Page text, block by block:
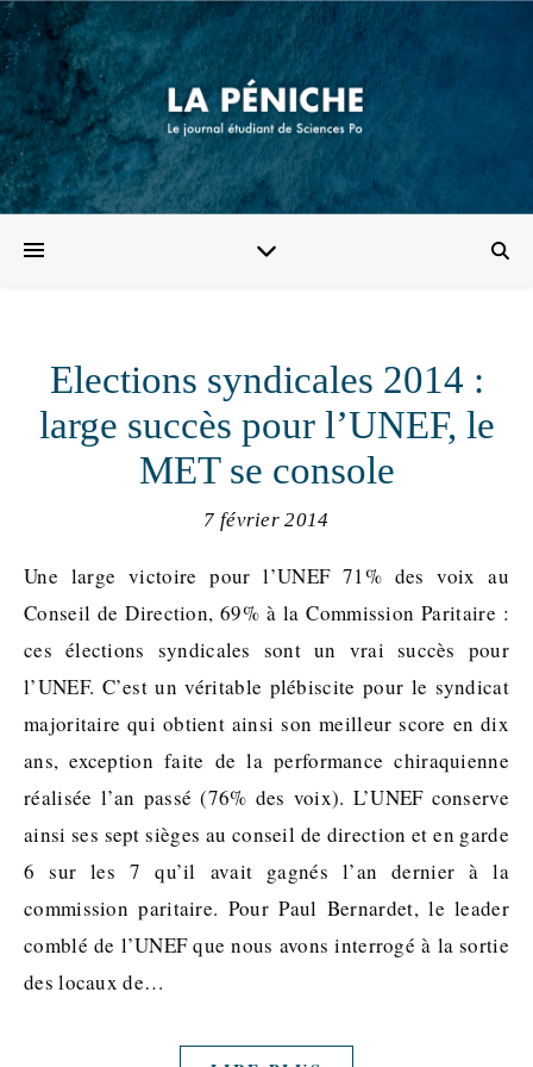
Elections syndicales 2014 :
large succès pour l’UNEF, le
MET se console
7 février 2014
Une large victoire pour l’UNEF 71% des voix au
Conseil de Direction, 69% à la Commission Paritaire :
ces élections syndicales sont un vrai succès pour
l’UNEF. C’est un véritable plébiscite pour le syndicat
majoritaire qui obtient ainsi son meilleur score en dix
ans, exception faite de la performance chiraquienne
réalisée l’an passé (76% des voix). L’UNEF conserve
ainsi ses sept sièges au conseil de direction et en garde
6 sur les 7 qu’il avait gagnés l’an dernier à la
commission paritaire. Pour Paul Bernardet, le leader
comblé de l’UNEF que nous avons interrogé à la sortie
des locaux de…